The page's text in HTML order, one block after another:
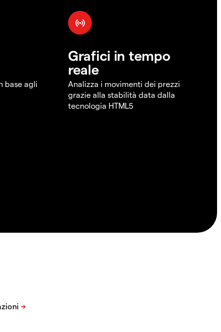
base agli
Grafici in tempo
reale
Analizza i movimenti dei prezzi
grazie alla stabilità data dalla
tecnologia HTML5